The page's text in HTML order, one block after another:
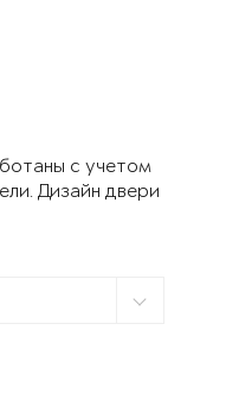
с учетом
Дизайн двери